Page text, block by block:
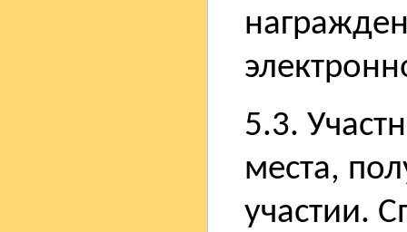
5.3.
места,
участии.